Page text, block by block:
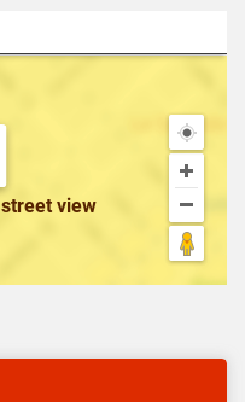
street view